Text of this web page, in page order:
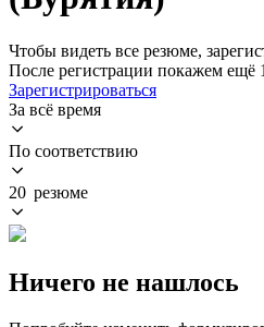
Чтобы видеть все резюме,
После регистрации покажем ещё
Зарегистрироваться
За всё время
По соответствию
20 резюме
Ничего не нашлось